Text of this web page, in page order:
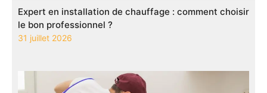
Expert en installation de chauffage : comment choisir
le bon professionnel ?
31 juillet 2026